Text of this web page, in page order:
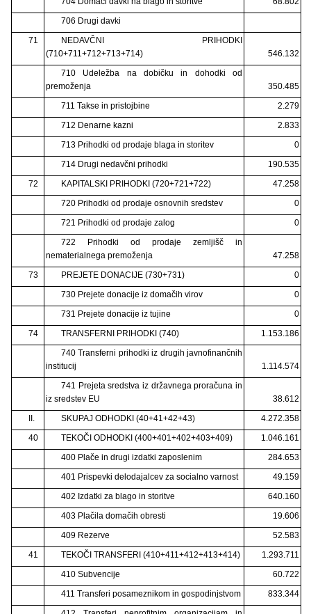
706 Drugi davki
71
NEDAVČNI PRIHODKI
(710+711+712+713+714)
546.132
710 Udeležba na dobičku in dohodki od
premoženja
350.485
711 Takse in pristojbine
2.279
712 Denarne kazni
2.833
713 Prihodki od prodaje blaga in storitev
0
714 Drugi nedavčni prihodki
190.535
72
KAPITALSKI PRIHODKI (720+721+722)
47.258
720 Prihodki od prodaje osnovnih sredstev
0
721 Prihodki od prodaje zalog
0
722 Prihodki od prodaje zemljišč in
nematerialnega premoženja
47.258
73
PREJETE DONACIJE (730+731)
0
730 Prejete donacije iz domačih virov
0
731 Prejete donacije iz tujine
0
74
TRANSFERNI PRIHODKI (740)
1.153.186
740 Transferni prihodki iz drugih javnofinančnih
institucij
1.114.574
741 Prejeta sredstva iz državnega proračuna in
iz sredstev EU
38.612
II.
SKUPAJ ODHODKI (40+41+42+43)
4.272.358
40
TEKOČI ODHODKI (400+401+402+403+409)
1.046.161
400 Plače in drugi izdatki zaposlenim
284.653
401 Prispevki delodajalcev za socialno varnost
49.159
402 Izdatki za blago in storitve
640.160
403 Plačila domačih obresti
19.606
409 Rezerve
52.583
41
TEKOČI TRANSFERI (410+411+412+413+414)
1.293.711
410 Subvencije
60.722
411 Transferi posameznikom in gospodinjstvom
833.344